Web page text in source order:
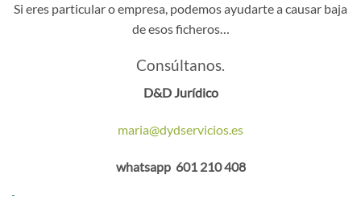
Si eres particular o empresa, podemos ayudarte a causar baja
de esos ficheros…
Consúltanos.
D&D Jurídico
maria@dydservicios.es
whatsapp 601 210 408